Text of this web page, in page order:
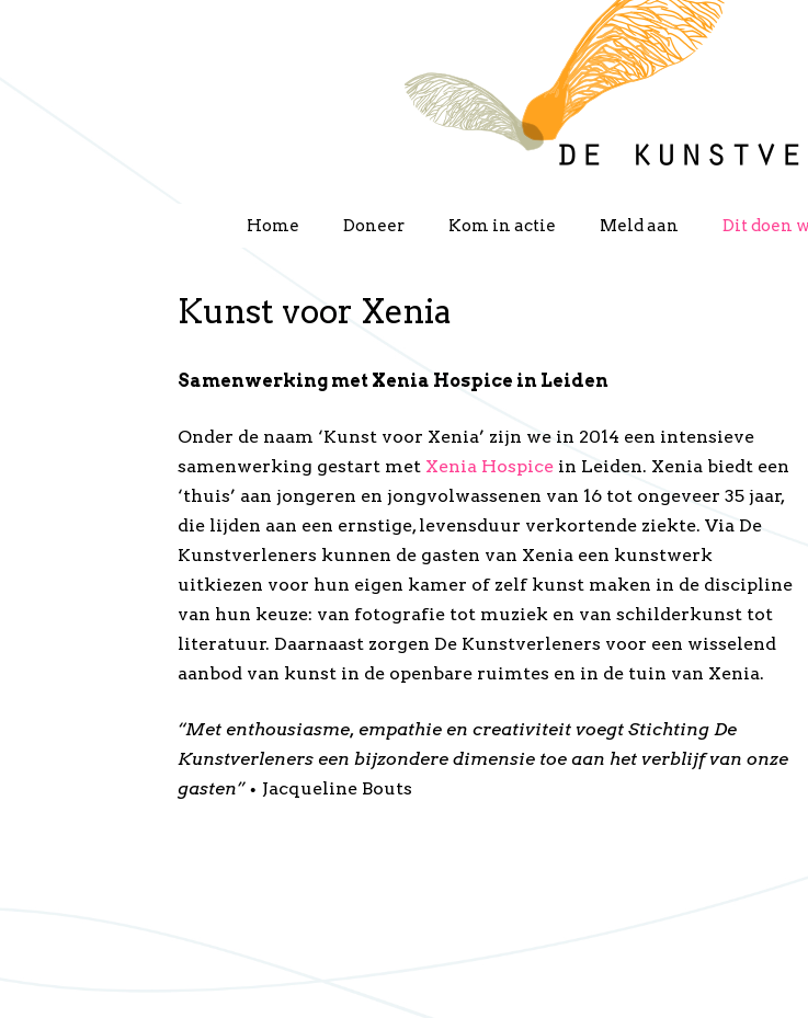
Home Doneer Kom in actie Meld aan Dit doen
Kunst voor Xenia
Samenwerking met Xenia Hospice in Leiden
Onder de naam ‘Kunst voor Xenia’ zijn we in 2014 een intensieve
samenwerking gestart met Xenia Hospice in Leiden. Xenia biedt een
‘thuis’ aan jongeren en jongvolwassenen van 16 tot ongeveer 35 jaar,
die lijden aan een ernstige, levensduur verkortende ziekte. Via De
Kunstverleners kunnen de gasten van Xenia een kunstwerk
uitkiezen voor hun eigen kamer of zelf kunst maken in de discipline
van hun keuze: van fotografie tot muziek en van schilderkunst tot
literatuur. Daarnaast zorgen De Kunstverleners voor een wisselend
aanbod van kunst in de openbare ruimtes en in de tuin van Xenia.
“Met enthousiasme, empathie en creativiteit voegt Stichting De
Kunstverleners een bijzondere dimensie toe aan het verblijf van onze
gasten” • Jacqueline Bouts